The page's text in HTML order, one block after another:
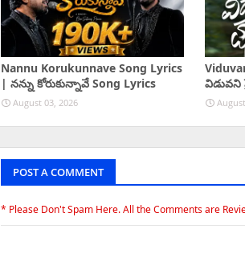
Nannu Korukunnave Song Lyrics
| నన్ను కోరుకున్నావే Song Lyrics
August 03, 2026
విడువని
POST A COMMENT
* Please Don't Spam Here. All the Comments are